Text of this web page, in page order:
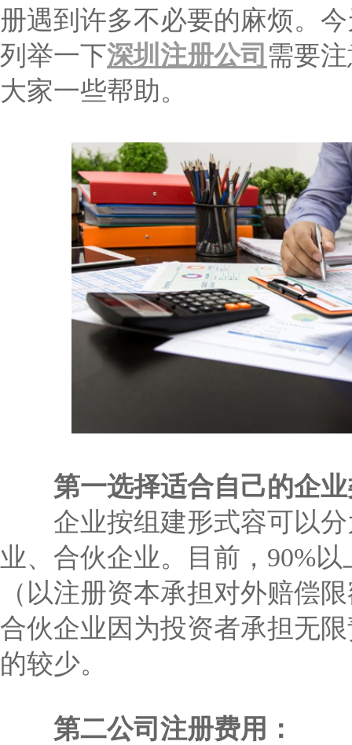
册遇到许多不必要的麻烦。
列举一下深圳注册公司 需要
大家一些帮助。
第一选择适合自己的企
企业按组建形式容可以分
业、合伙企业。目前，90%
（以注册资本承担对外赔偿
合伙企业因为投资者承担无
的较少。
第二公司注册费用：